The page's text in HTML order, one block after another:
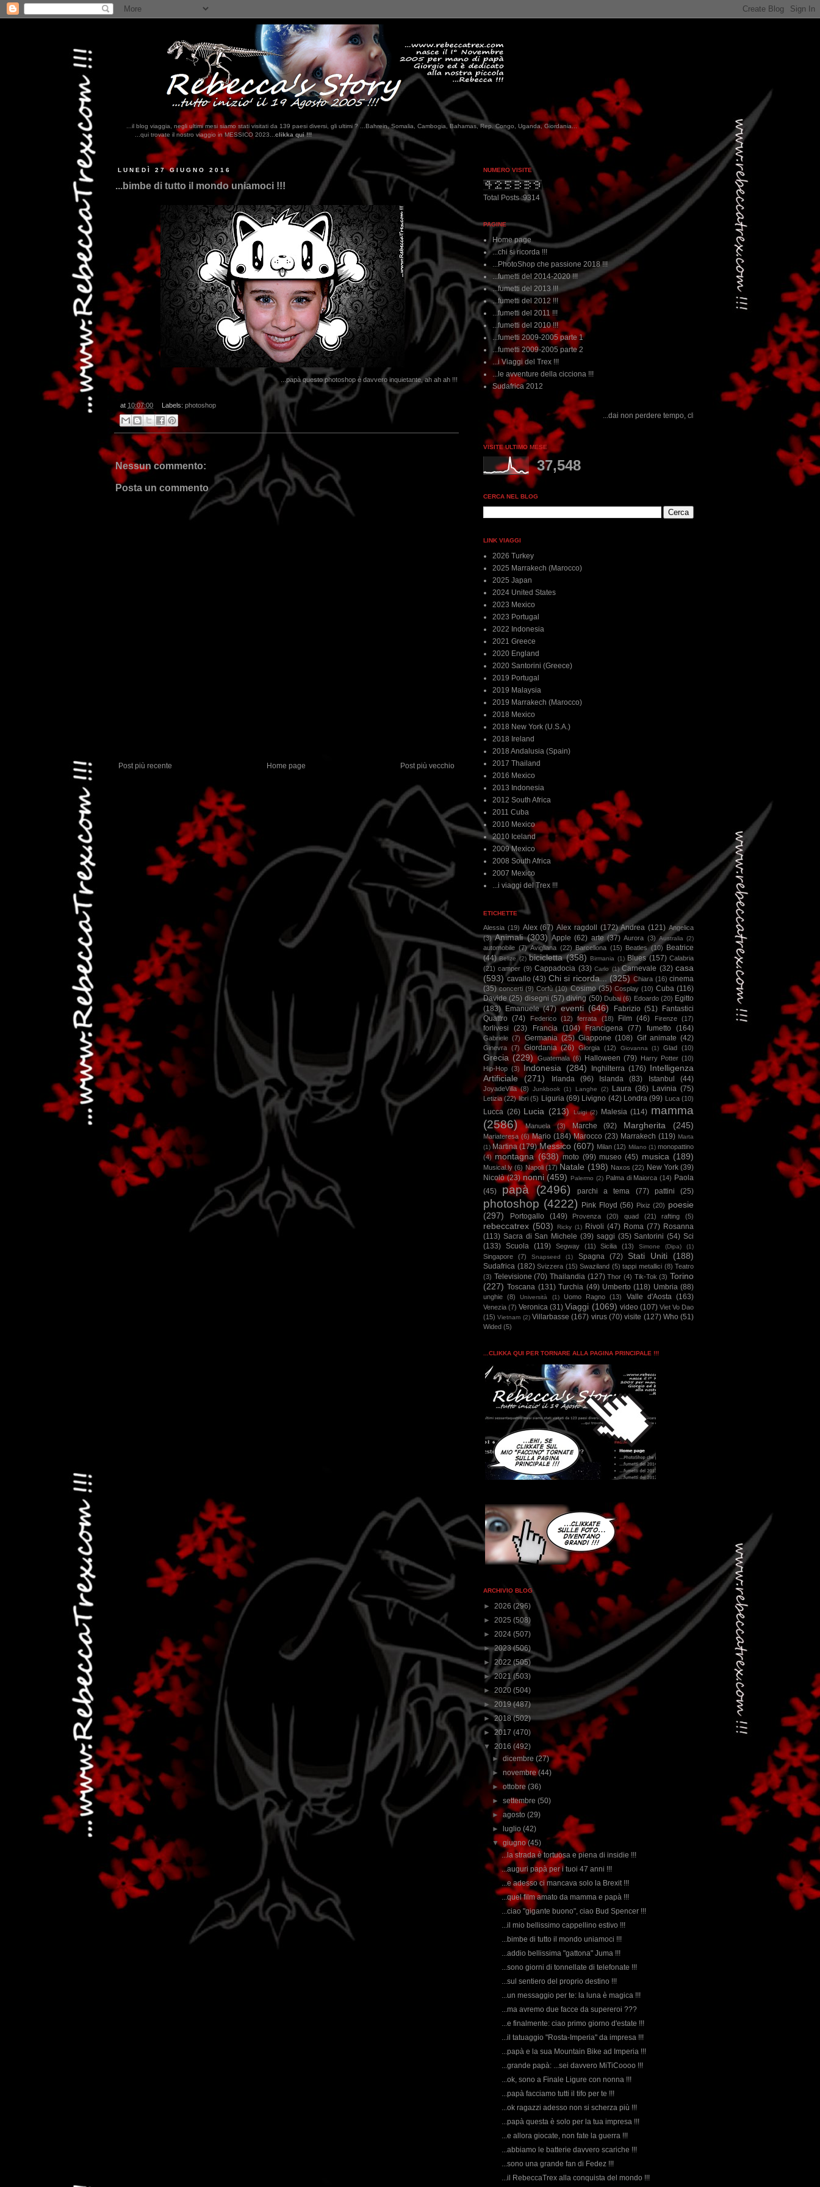
...il blog viaggia, negli ultimi mesi siamo stati visitati da 139 paesi diversi, gli ultimi ? ...Bahrein, Somalia, Cambogia, Bahamas, Rep. Congo, Uganda, Giordania...
...qui trovate il nostro viaggio in MESSICO 2023...clikka qui !!!
LUNEDÌ 27 GIUGNO 2016
...bimbe di tutto il mondo uniamoci !!!
...papà questo photoshop è davvero inquietante, ah ah ah !!!
at 10:07:00 Labels: photoshop
Nessun commento:
Posta un commento
Post più recente Post più vecchio
Home page
NUMERO VISITE
Total Posts :9314
PAGINE
Home page
...chi si ricorda !!!
...PhotoShop che passione 2018 !!!
...fumetti del 2014-2020 !!!
...fumetti del 2013 !!!
...fumetti del 2012 !!!
...fumetti del 2011 !!!
...fumetti del 2010 !!!
...fumetti 2009-2005 parte 1
...fumetti 2009-2005 parte 2
...i Viaggi del Trex !!!
...le avventure della cicciona !!!
Sudafrica 2012
...dai non perdere tempo, clikka "qui", c'è il meglio del www.rebeccatrex.com
VISITE ULTIMO MESE
37,548
CERCA NEL BLOG
LINK VIAGGI
2026 Turkey
2025 Marrakech (Marocco)
2025 Japan
2024 United States
2023 Mexico
2023 Portugal
2022 Indonesia
2021 Greece
2020 England
2020 Santorini (Greece)
2019 Portugal
2019 Malaysia
2019 Marrakech (Marocco)
2018 Mexico
2018 New York (U.S.A.)
2018 Ireland
2018 Andalusia (Spain)
2017 Thailand
2016 Mexico
2013 Indonesia
2012 South Africa
2011 Cuba
2010 Mexico
2010 Iceland
2009 Mexico
2008 South Africa
2007 Mexico
...i viaggi del Trex !!!
ETICHETTE
Alessia (19) Alex (67) Alex ragdoll (172) Andrea (121) Angelica
(3) Animali (303) Apple (62) arte (37) Aurora (3) Australia (2)
automobile (7) Avigliana (22) Barcellona (15) Beatles (10)
Beatrice
(44) Belize (2) bicicletta (358) Birmania (1) Blues (157) Calabria
(21) camper (9) Cappadocia (33) Carlo (1) Carnevale (32) casa
(593) cavallo (43) Chi si ricorda... (325) Chiara (16) cinema
(35) concerti (9) Corfù (10) Cosimo (35) Cosplay (10) Cuba (116)
Davide (25) disegni (57) diving (50) Dubai (6) Edoardo (20) Egitto
(183)
Emanuele (47) eventi (646) Fabrizio (51)
Fantastici
Quattro (74) Federico (12) ferrata (18) Film (46) Firenze (17)
forlivesi (23) Francia (104) Francigena (77) fumetto (164)
Gabriele (7) Germania (25) Giappone (108) Gif animate (42)
Ginevra (7) Giordania (26) Giorgia (12) Giovanna (1) Glad (10)
Grecia (229) Guatemala (6) Halloween (79) Harry Potter (10)
Hip-Hop (3) Indonesia (284) Inghilterra (176) Intelligenza
Artificiale
(271) Irlanda (96) Islanda (83) Istanbul (44)
JoyadeVilla (8) Junkbook (1) Langhe (2) Laura (36) Lavinia (75)
Letizia (22) libri (5) Liguria (69) Livigno (42) Londra (99) Luca (10)
Lucca (26) Lucia (213) Luigi (2) Malesia (114) mamma
(2586)
Manuela (3) Marche (92) Margherita (245)
Mariateresa (6) Mario (184) Marocco (23) Marrakech (119) Marta
(1) Martina (179) Messico (607) Milan (12) Milano (1) monopattino
(4) montagna (638) moto (99) museo (45) musica (189)
Musical.ly (6) Napoli (17) Natale (198) Naxos (22) New York (39)
Nicolò (23) nonni (459) Palermo (2) Palma di Maiorca (14) Paola
(45)
papà (2496) parchi a tema (77) pattini (25)
photoshop (4222) Pink Floyd (56) Pixiz (20) poesie
(297)
Portogallo (149) Provenza (20) quad (21) rafting (5)
rebeccatrex (503) Ricky (1) Rivoli (47) Roma (77) Rosanna
(113) Sacra di San Michele (39) saggi (35) Santorini (54) Sci
(133) Scuola (119) Segway (11) Sicilia (13) Simone (Dipa) (1)
Singapore (7) Snapseed (1) Spagna (72) Stati Uniti (188)
Sudafrica (182) Svizzera (15) Swaziland (5) tappi metallici (8) Teatro
(3) Televisione (70) Thailandia (127) Thor (4) Tik-Tok (3) Torino
(227) Toscana (131) Turchia (49) Umberto (118) Umbria (88)
unghie (8) Università (1) Uomo Ragno (13) Valle d'Aosta (163)
Venezia (7) Veronica (31) Viaggi (1069) video (107) Viet Vo Dao
(15) Vietnam (2) Villarbasse (167) virus (70) visite (127) Who (51)
Wided (5)
...CLIKKA QUI PER TORNARE ALLA PAGINA PRINCIPALE !!!
ARCHIVIO BLOG
► 2026 (296)
► 2025 (508)
► 2024 (507)
►2023(506)
► 2022(505)
►2021(503)
► 2020 (504)
► 2019(487)
►2018(502)
► 2017 (470)
▼ 2016 (492)
►dicembre(27)
►novembre(44)
►ottobre(36)
►settembre(50)
►agosto(29)
►
luglio(42)
▼giugno(45)
...la strada è tortuosa e piena di insidie !!!
...auguri papà per i tuoi 47 anni !!!
...e adesso ci mancava solo la Brexit !!!
...quel film amato da mamma e papà !!!
...ciao "gigante buono", ciao Bud Spencer !!!
...il mio bellissimo cappellino estivo !!!
...bimbe di tutto il mondo uniamoci !!!
...addio bellissima "gattona" Juma !!!
...sono giorni di tonnellate di telefonate !!!
...sul sentiero del proprio destino !!!
...un messaggio per te: la luna è magica !!!
...ma avremo due facce da supereroi ???
...e finalmente: ciao primo giorno d'estate !!!
...il tatuaggio "Rosta-Imperia" da impresa !!!
...papà e la sua Mountain Bike ad Imperia !!!
...grande papà: ...sei davvero MiTiCoooo !!!
...ok, sono a Finale Ligure con nonna !!!
...papà facciamo tutti il tifo per te !!!
...ok ragazzi adesso non si scherza più !!!
...papà questa è solo per la tua impresa !!!
...e allora giocate, non fate la guerra !!!
...abbiamo le batterie davvero scariche !!!
...sono una grande fan di Fedez !!!
...il RebeccaTrex alla conquista del mondo !!!